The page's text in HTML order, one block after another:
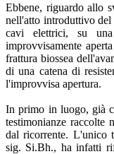
Ebbene, riguardo allo
nell'atto introduttivo del
cavi elettrici, su
improvvisamente
frattura biossea
di una catena di
l'improvvisa apertura.
In primo in luogo, già
testimonianze raccolte
dal ricorrente. L'unico
sig. Si.Bh., ha infatti